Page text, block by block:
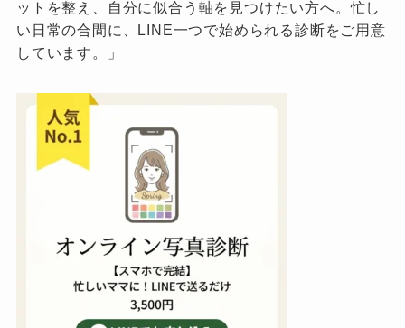
ットを整え、自分に似合う軸を見つけたい方へ。忙し
い日常の合間に、LINE一つで始められる診断をご用意
しています。」